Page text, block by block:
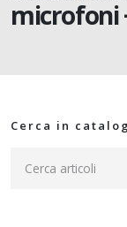
microfoni
Cerca in